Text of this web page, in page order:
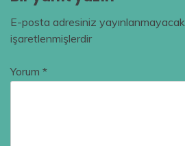
E-posta adresiniz yayınlanmayacak.
işaretlenmişlerdir
Yorum *